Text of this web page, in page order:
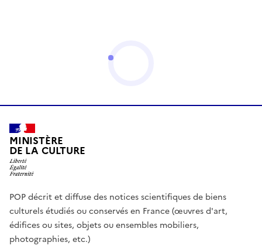
MINISTÈRE
DE LA CULTURE
POP décrit et diffuse des notices scientifiques de biens
culturels étudiés ou conservés en France (œuvres d'art,
édifices ou sites, objets ou ensembles mobiliers,
photographies, etc.)